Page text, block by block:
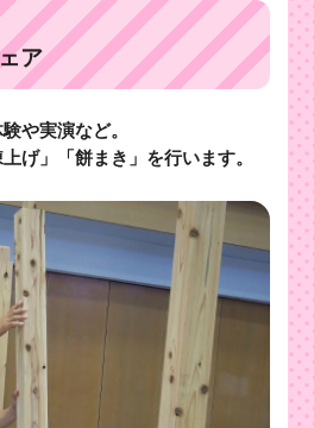
ア
や実演など。
げ」「餅まき」を行います。